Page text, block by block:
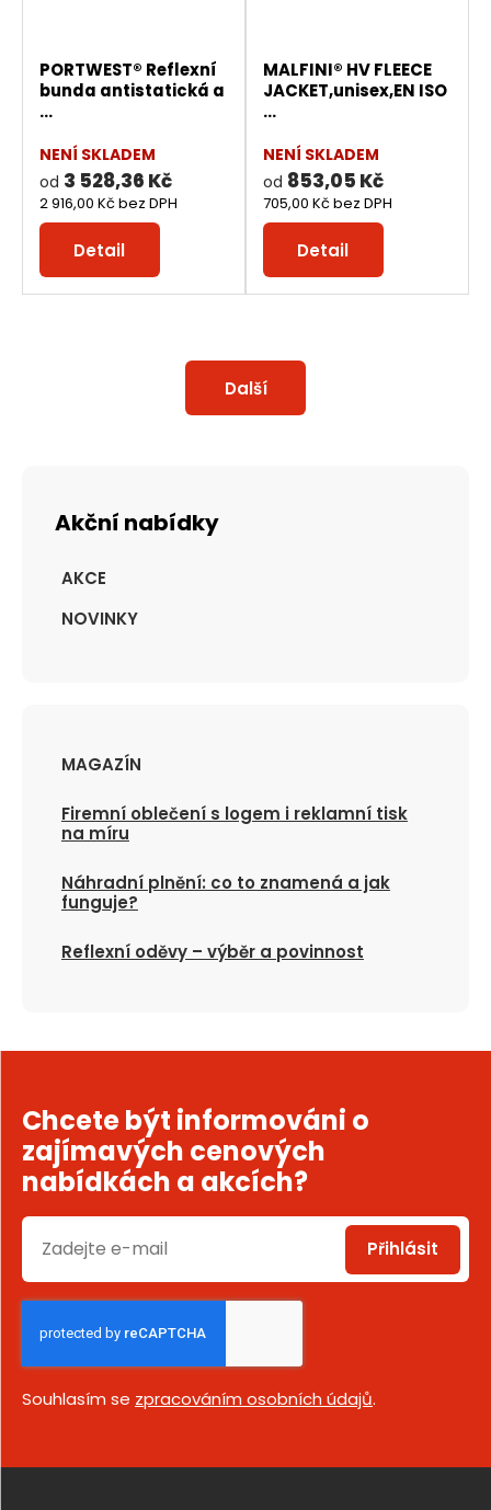
PORTWEST® Reflexní
bunda antistatická a
...
od 3 528,36 Kč
2 916,00 Kč bez DPH
Detail
NENÍ SKLADEM
MALFINI® HV FLEECE
JACKET,unisex,EN ISO
...
od 853,05 Kč
705,00 Kč bez DPH
Detail
NENÍ SKLADEM
Další
Akční nabídky
AKCE
NOVINKY
MAGAZÍN
Firemní oblečení s logem i reklamní tisk
na míru
Náhradní plnění: co to znamená a jak
funguje?
Reflexní oděvy – výběr a povinnost
Chcete být informováni o
zajímavých cenových
nabídkách a akcích?
Přihlásit
Souhlasím se zpracováním osobních údajů.